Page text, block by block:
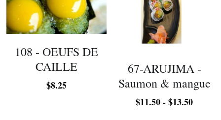
108 - OEUFS DE
CAILLE
$8.25
67-ARUJIMA -
Saumon & mangue
$11.50 - $13.50